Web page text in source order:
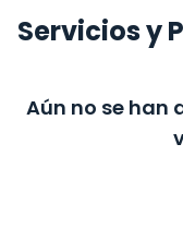
Servicios y
Aún no se han